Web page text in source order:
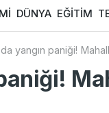
DÜNYA EĞİTİM
yangın paniği!